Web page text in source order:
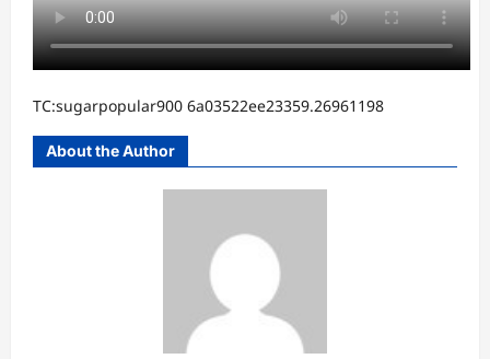
TC:sugarpopular900 6a03522ee23359.26961198
About the Author